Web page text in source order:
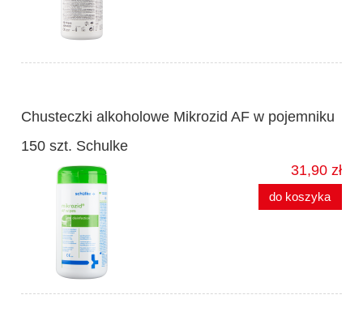
Chusteczki alkoholowe Mikrozid AF w pojemniku
150 szt. Schulke
31,90 zł
do koszyka